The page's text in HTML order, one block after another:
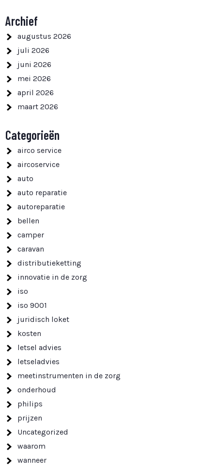
Archief
augustus 2026
juli 2026
juni 2026
mei 2026
april 2026
maart 2026
Categorieën
airco service
aircoservice
auto
auto reparatie
autoreparatie
bellen
camper
caravan
distributieketting
innovatie in de zorg
iso
iso 9001
juridisch loket
kosten
letsel advies
letseladvies
meetinstrumenten in de zorg
onderhoud
philips
prijzen
Uncategorized
waarom
wanneer